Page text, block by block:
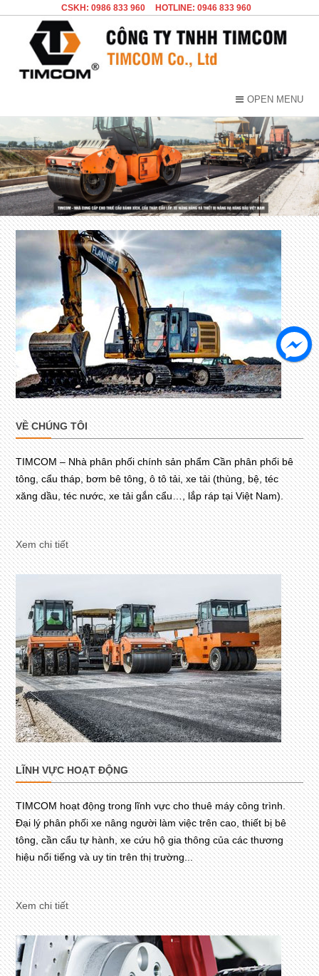
CSKH: 0986 833 960 HOTLINE: 0946 833 960
OPEN MENU
VỀ CHÚNG TÔI
TIMCOM – Nhà phân phối chính sản phẩm Cần phân phối bê
tông, cẩu tháp, bơm bê tông, ô tô tải, xe tải (thùng, bệ, téc
xăng dầu, téc nước, xe tải gắn cẩu…, lắp ráp tại Việt Nam).
Xem chi tiết
LĨNH VỰC HOẠT ĐỘNG
TIMCOM hoạt động trong lĩnh vực cho thuê máy công trình.
Đại lý phân phối xe nâng người làm việc trên cao, thiết bị bê
tông, cần cẩu tự hành, xe cứu hộ gia thông của các thương
hiệu nổi tiếng và uy tin trên thị trường...
Xem chi tiết